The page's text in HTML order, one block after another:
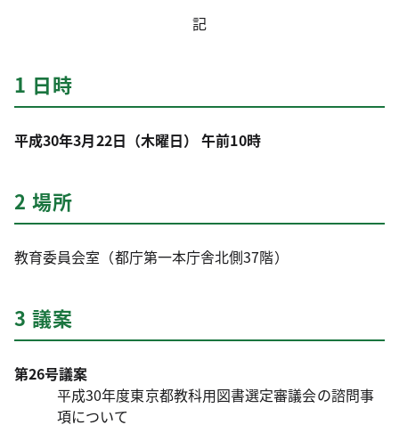
記
1 日時
平成30年3月22日（木曜日） 午前10時
2 場所
教育委員会室（都庁第一本庁舎北側37階）
3 議案
第26号議案
平成30年度東京都教科用図書選定審議会の諮問事
項について